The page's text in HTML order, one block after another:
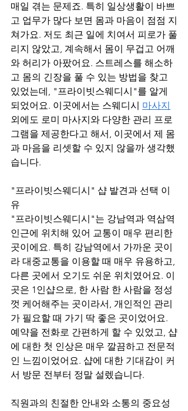
매일 겪는 문제죠. 특히 일상생활이 바쁘
고 업무가 많다 보면 몸과 마음이 점점 지
쳐가요. 저도 최근 일에 치여서 피로가 풀
리지 않았고, 계속해서 몸이 무겁고 어깨
와 허리가 아팠어요. 스트레스를 해소하
고 몸의 긴장을 풀 수 있는 방법을 찾고
있었는데, "프라이빗스웨디시"를 알게
되었어요. 이곳에서는 스웨디시 마사지
외에도 로미 마사지와 다양한 관리 프로
그램을 제공한다고 해서, 이곳에서 제 몸
과 마음을 리셋할 수 있지 않을까 생각했
습니다.
"프라이빗스웨디시" 샵 발견과 선택 이
유
"프라이빗스웨디시"는 강남역과 역삼역
인근에 위치해 있어 교통이 매우 편리한
곳이에요. 특히 강남역에서 가까운 곳이
라 대중교통을 이용할 때 매우 유용하고,
다른 곳에서 오기도 쉬운 위치였어요. 이
곳은 1인샵으로, 한 사람 한 사람을 정성
껏 케어해주는 곳이라서, 개인적인 관리
가 필요할 때 가기 딱 좋은 곳이었어요.
예약을 전화로 간편하게 할 수 있었고, 샵
에 대한 첫 인상은 매우 깔끔하고 전문적
인 느낌이었어요. 샵에 대한 기대감이 커
서 방문 전부터 정말 설렜습니다.
직원과의 친절한 안내와 소통의 중요성